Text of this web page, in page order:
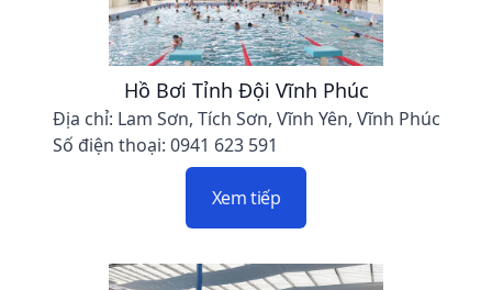
Hồ Bơi Tỉnh Đội Vĩnh Phúc
Địa chỉ: Lam Sơn, Tích Sơn, Vĩnh Yên, Vĩnh Phúc
Số điện thoại: 0941 623 591
Xem tiếp